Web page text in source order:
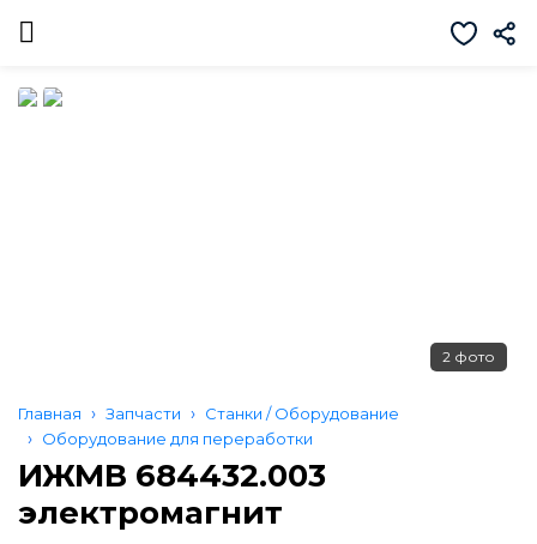
2 фото
Главная Запчасти
Станки / Оборудование
Оборудование для переработки
ИЖМВ 684432.003
электромагнит